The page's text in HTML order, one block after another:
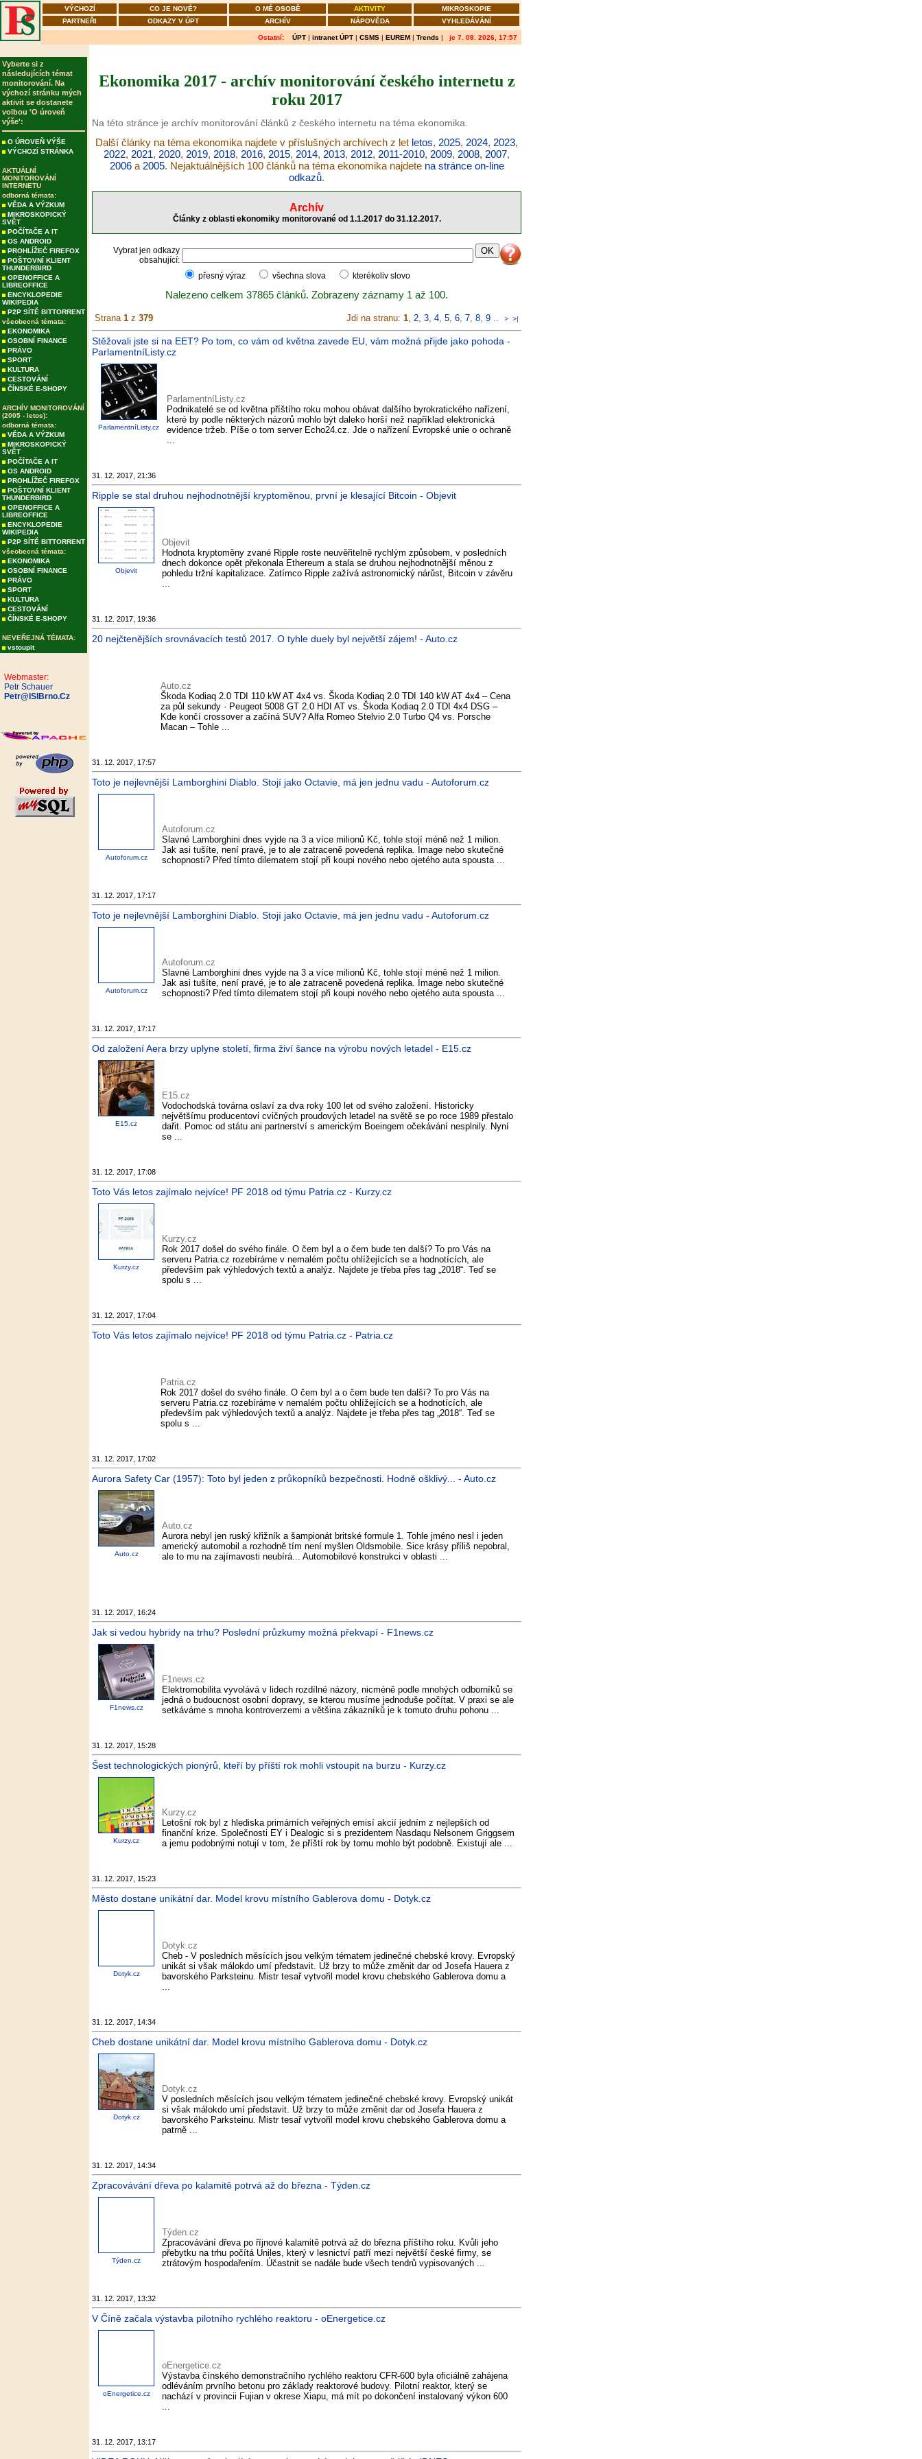
VÝCHOZÍ CO JE NOVÉ? O MÉ OSOBĚ AKTIVITY
MIKROSKOPIE
PARTNEŘI
ODKAZY V ÚPT ARCHÍV NÁPOVĚDA VYHLEDÁVÁNÍ
Ostatní: ÚPT | intranet ÚPT | CSMS | EUREM | Trends | je 7. 08. 2026, 17:57
Vyberte si z
následujících témat
monitorování. Na
výchozí stránku mých
aktivit se dostanete
volbou 'O úroveň
výše':
O ÚROVEŇ VÝŠE
VÝCHOZÍ STRÁNKA
AKTUÁLNÍ
MONITOROVÁNÍ
INTERNETU
odborná témata:
VĚDA A VÝZKUM
MIKROSKOPICKÝ
SVĚT
POČÍTAČE A IT
OS ANDROID
PROHLÍŽEČ FIREFOX
POŠTOVNÍ KLIENT
THUNDERBIRD
OPENOFFICE A
LIBREOFFICE
ENCYKLOPEDIE
WIKIPEDIA
P2P SÍTĚ BITTORRENT
všeobecná témata:
EKONOMIKA
OSOBNÍ FINANCE
PRÁVO
SPORT
KULTURA
CESTOVÁNÍ
ČÍNSKÉ E-SHOPY
ARCHÍV MONITOROVÁNÍ
(2005 - letos):
odborná témata:
VĚDA A VÝZKUM
MIKROSKOPICKÝ
SVĚT
POČÍTAČE A IT
OS ANDROID
PROHLÍŽEČ FIREFOX
POŠTOVNÍ KLIENT
THUNDERBIRD
OPENOFFICE A
LIBREOFFICE
ENCYKLOPEDIE
WIKIPEDIA
P2P SÍTĚ BITTORRENT
všeobecná témata:
EKONOMIKA
OSOBNÍ FINANCE
PRÁVO
SPORT
KULTURA
CESTOVÁNÍ
ČÍNSKÉ E-SHOPY
NEVEŘEJNÁ TÉMATA:
vstoupit
Webmaster:
Petr Schauer
Petr@ISIBrno.Cz
Ekonomika 2017 - archív monitorování českého internetu z
roku 2017
Na této stránce je archív monitorování článků z českého internetu na téma ekonomika.
Další články na téma ekonomika najdete v příslušných archívech z let letos, 2025, 2024, 2023,
2022, 2021, 2020, 2019, 2018, 2016, 2015, 2014, 2013, 2012, 2011-2010, 2009, 2008, 2007,
2006a 2005. Nejaktuálnějších 100 článků na téma ekonomika najdete na stránce on-line
odkazů.
Archív
Články z oblasti ekonomiky monitorované od 1.1.2017 do 31.12.2017.
Vybrat jen odkazy
obsahující:
přesný výraz
všechna slova kterékoliv slovo
Nalezeno celkem 37865 článků. Zobrazeny záznamy 1 až 100.
Strana 1 z 379 Jdi na stranu: 1, 2, 3, 4, 5, 6, 7, 8, 9 .. > >|
Stěžovali jste si na EET? Po tom, co vám od května zavede EU, vám možná přijde jako pohoda -
ParlamentníListy.cz
ParlamentníListy.cz
ParlamentníListy.cz
Podnikatelé se od května příštího roku mohou obávat dalšího byrokratického nařízení,
které by podle některých názorů mohlo být daleko horší než například elektronická
evidence tržeb. Píše o tom server Echo24.cz. Jde o nařízení Evropské unie o ochraně
...
31. 12. 2017, 21:36
Ripple se stal druhou nejhodnotnější kryptoměnou, první je klesající Bitcoin - Objevit
Objevit
Objevit
Hodnota kryptoměny zvané Ripple roste neuvěřitelně rychlým způsobem, v posledních
dnech dokonce opět překonala Ethereum a stala se druhou nejhodnotnější měnou z
pohledu tržní kapitalizace. Zatímco Ripple zažívá astronomický nárůst, Bitcoin v závěru
...
31. 12. 2017, 19:36
20 nejčtenějších srovnávacích testů 2017. O tyhle duely byl největší zájem! - Auto.cz
Auto.cz
Škoda Kodiaq 2.0 TDI 110 kW AT 4x4 vs. Škoda Kodiaq 2.0 TDI 140 kW AT 4x4 – Cena
za půl sekundy · Peugeot 5008 GT 2.0 HDI AT vs. Škoda Kodiaq 2.0 TDI 4x4 DSG –
Kde končí crossover a začíná SUV? Alfa Romeo Stelvio 2.0 Turbo Q4 vs. Porsche
Macan – Tohle ...
31. 12. 2017, 17:57
Toto je nejlevnější Lamborghini Diablo. Stojí jako Octavie, má jen jednu vadu - Autoforum.cz
Autoforum.cz
Autoforum.cz
Slavné Lamborghini dnes vyjde na 3 a více milionů Kč, tohle stojí méně než 1 milion.
Jak asi tušíte, není pravé, je to ale zatraceně povedená replika. Image nebo skutečné
schopnosti? Před tímto dilematem stojí při koupi nového nebo ojetého auta spousta ...
31. 12. 2017, 17:17
Toto je nejlevnější Lamborghini Diablo. Stojí jako Octavie, má jen jednu vadu - Autoforum.cz
Autoforum.cz
Autoforum.cz
Slavné Lamborghini dnes vyjde na 3 a více milionů Kč, tohle stojí méně než 1 milion.
Jak asi tušíte, není pravé, je to ale zatraceně povedená replika. Image nebo skutečné
schopnosti? Před tímto dilematem stojí při koupi nového nebo ojetého auta spousta ...
31. 12. 2017, 17:17
Od založení Aera brzy uplyne století, firma živí šance na výrobu nových letadel - E15.cz
E15.cz
E15.cz
Vodochodská továrna oslaví za dva roky 100 let od svého založení. Historicky
největšímu producentovi cvičných proudových letadel na světě se po roce 1989 přestalo
dařit. Pomoc od státu ani partnerství s americkým Boeingem očekávání nesplnily. Nyní
se ...
31. 12. 2017, 17:08
Toto Vás letos zajímalo nejvíce! PF 2018 od týmu Patria.cz - Kurzy.cz
Kurzy.cz
Kurzy.cz
Rok 2017 došel do svého finále. O čem byl a o čem bude ten další? To pro Vás na
serveru Patria.cz rozebíráme v nemalém počtu ohlížejících se a hodnotících, ale
především pak výhledových textů a analýz. Najdete je třeba přes tag „2018“. Teď se
spolu s ...
31. 12. 2017, 17:04
Toto Vás letos zajímalo nejvíce! PF 2018 od týmu Patria.cz - Patria.cz
Patria.cz
Rok 2017 došel do svého finále. O čem byl a o čem bude ten další? To pro Vás na
serveru Patria.cz rozebíráme v nemalém počtu ohlížejících se a hodnotících, ale
především pak výhledových textů a analýz. Najdete je třeba přes tag „2018“. Teď se
spolu s ...
31. 12. 2017, 17:02
Aurora Safety Car (1957): Toto byl jeden z průkopníků bezpečnosti. Hodně ošklivý... - Auto.cz
Auto.cz
Auto.cz
Aurora nebyl jen ruský křižník a šampionát britské formule 1. Tohle jméno nesl i jeden
americký automobil a rozhodně tím není myšlen Oldsmobile. Sice krásy příliš nepobral,
ale to mu na zajímavosti neubírá... Automobilové konstrukci v oblasti ...
31. 12. 2017, 16:24
Jak si vedou hybridy na trhu? Poslední průzkumy možná překvapí - F1news.cz
F1news.cz
F1news.cz
Elektromobilita vyvolává v lidech rozdílné názory, nicméně podle mnohých odborníků se
jedná o budoucnost osobní dopravy, se kterou musíme jednoduše počítat. V praxi se ale
setkáváme s mnoha kontroverzemi a většina zákazníků je k tomuto druhu pohonu ...
31. 12. 2017, 15:28
Šest technologických pionýrů, kteří by příští rok mohli vstoupit na burzu - Kurzy.cz
Kurzy.cz
Kurzy.cz
Letošní rok byl z hlediska primárních veřejných emisí akcií jedním z nejlepších od
finanční krize. Společnosti EY i Dealogic si s prezidentem Nasdaqu Nelsonem Griggsem
a jemu podobnými notují v tom, že příští rok by tomu mohlo být podobně. Existují ale ...
31. 12. 2017, 15:23
Město dostane unikátní dar. Model krovu místního Gablerova domu - Dotyk.cz
Dotyk.cz
Dotyk.cz
Cheb - V posledních měsících jsou velkým tématem jedinečné chebské krovy. Evropský
unikát si však málokdo umí představit. Už brzy to může změnit dar od Josefa Hauera z
bavorského Parksteinu. Mistr tesař vytvořil model krovu chebského Gablerova domu a
...
31. 12. 2017, 14:34
Cheb dostane unikátní dar. Model krovu místního Gablerova domu - Dotyk.cz
Dotyk.cz
Dotyk.cz
V posledních měsících jsou velkým tématem jedinečné chebské krovy. Evropský unikát
si však málokdo umí představit. Už brzy to může změnit dar od Josefa Hauera z
bavorského Parksteinu. Mistr tesař vytvořil model krovu chebského Gablerova domu a
patrně ...
31. 12. 2017, 14:34
Zpracovávání dřeva po kalamitě potrvá až do března - Týden.cz
Týden.cz
Týden.cz
Zpracovávání dřeva po říjnové kalamitě potrvá až do března příštího roku. Kvůli jeho
přebytku na trhu počítá Uniles, který v lesnictví patří mezi největší české firmy, se
ztrátovým hospodařením. Účastnit se nadále bude všech tendrů vypisovaných ...
31. 12. 2017, 13:32
V Číně začala výstavba pilotního rychlého reaktoru - oEnergetice.cz
oEnergetice.cz
oEnergetice.cz
Výstavba čínského demonstračního rychlého reaktoru CFR-600 byla oficiálně zahájena
odléváním prvního betonu pro základy reaktorové budovy. Pilotní reaktor, který se
nachází v provincii Fujian v okrese Xiapu, má mít po dokončení instalovaný výkon 600
...
31. 12. 2017, 13:17